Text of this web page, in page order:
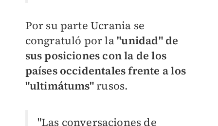
Por su parte Ucrania se
congratuló por la"unidad" de
sus posiciones con la de los
países occidentales frente a los
"ultimátums"rusos.
"Las conversaciones de